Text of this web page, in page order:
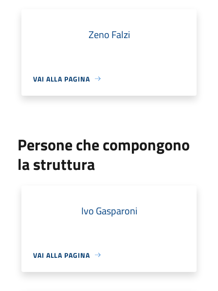
Zeno Falzi
VAI ALLA PAGINA
Persone che compongono
la struttura
Ivo Gasparoni
VAI ALLA PAGINA